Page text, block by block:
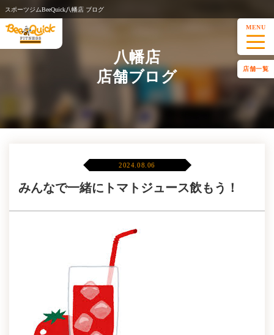
スポーツジムBeeQuick八幡店 ブログ
MENU
店舗一覧
八幡店
店舗ブログ
2024.08.06
みんなで一緒にトマトジュース飲もう！